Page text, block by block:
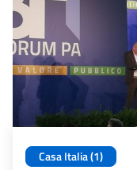
Casa Italia (1)